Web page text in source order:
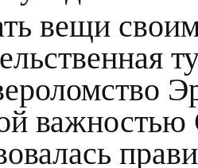
вещи